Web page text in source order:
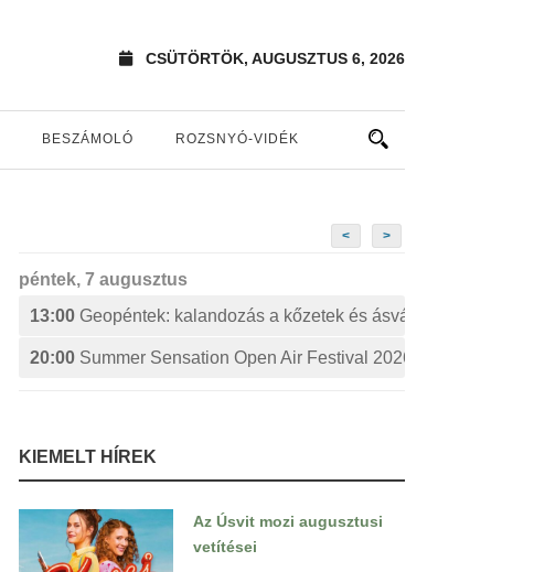
CSÜTÖRTÖK, AUGUSZTUS 6, 2026
BESZÁMOLÓ ROZSNYÓ-VIDÉK
< >
péntek, 7 augusztus
13:00 Geopéntek: kalandozás a kőzetek és ásványok izgalmas
20:00 Summer Sensation Open Air Festival 2026:
KIEMELT HÍREK
Az Úsvit mozi augusztusi
vetítései